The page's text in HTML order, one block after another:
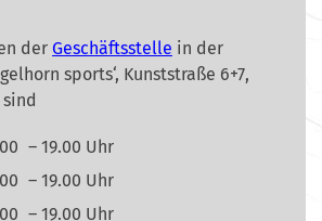
der Geschäftsstelle in der
sports‘, Kunststraße 6+7,
sind
– 19.00 Uhr
– 19.00 Uhr
– 19.00 Uhr